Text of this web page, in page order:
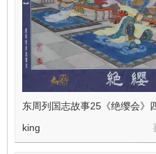
东周列国志故事25《绝缨会》
king